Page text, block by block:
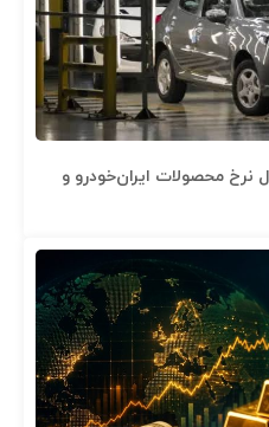
محصولات ایران‌خودرو و